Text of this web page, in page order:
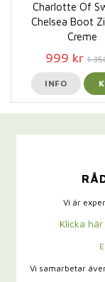
Charlotte Of
Chelsea Boot
Creme
999 kr 1
INFO
Vi är
Klicka
Vi samarbetar